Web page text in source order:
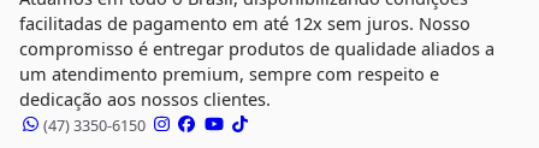
facilitadas de pagamento em até 12x sem juros. Nosso
compromisso é entregar produtos de qualidade aliados a
um atendimento premium, sempre com respeito e
dedicação aos nossos clientes.
(47) 3350-6150